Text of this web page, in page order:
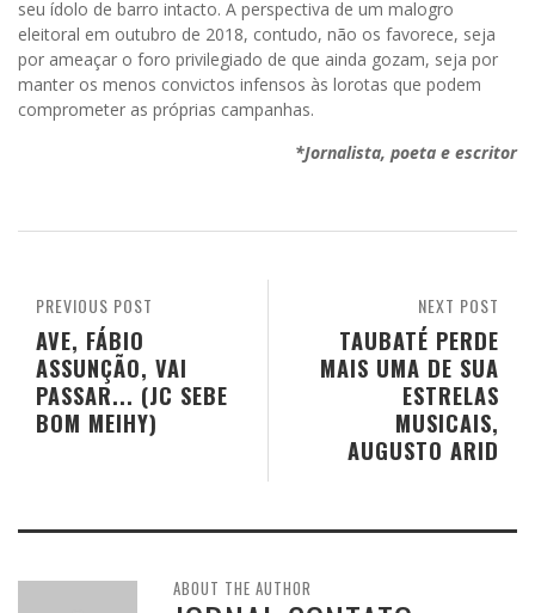
seu ídolo de barro intacto. A perspectiva de um malogro
eleitoral em outubro de 2018, contudo, não os favorece, seja
por ameaçar o foro privilegiado de que ainda gozam, seja por
manter os menos convictos infensos às lorotas que podem
comprometer as próprias campanhas.
*Jornalista, poeta e escritor
NEXT POST
TAUBATÉ PERDE
MAIS UMA DE SUA
ESTRELAS
MUSICAIS,
AUGUSTO ARID
PREVIOUS POST
AVE, FÁBIO
ASSUNÇÃO, VAI
PASSAR... (JC SEBE
BOM MEIHY)
ABOUT THE AUTHOR